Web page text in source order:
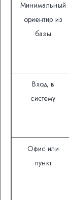
Минимальный
ориентир из
базы
Вход в
систему
Офис или
пункт